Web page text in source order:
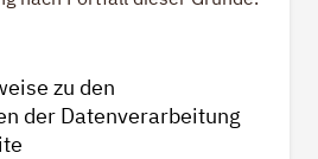
zu den
der Datenverarbeitung